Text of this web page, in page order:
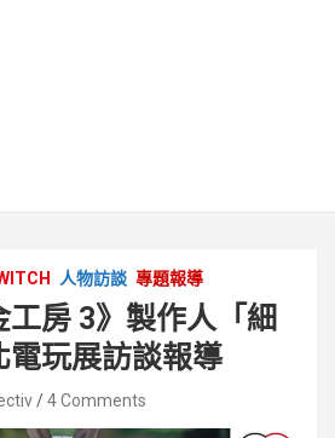
人物訪談 專題報導
工房 3》製作人「細
電玩展訪談報導
4 Comments